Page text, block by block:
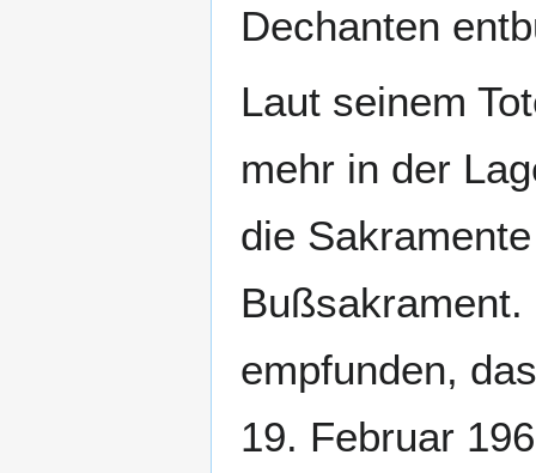
Dechanten
Laut seinem
mehr in der
die
empfunden,
19. Februar